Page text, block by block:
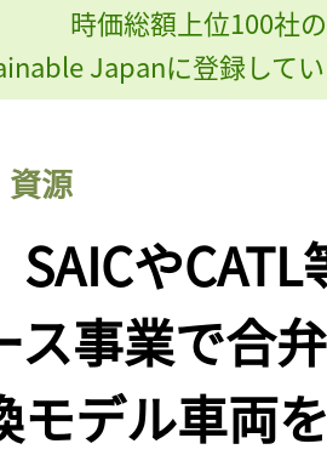
時価総額上位100社
Japanに登録して
資源
SAICや
ス事業で合
モデル車両